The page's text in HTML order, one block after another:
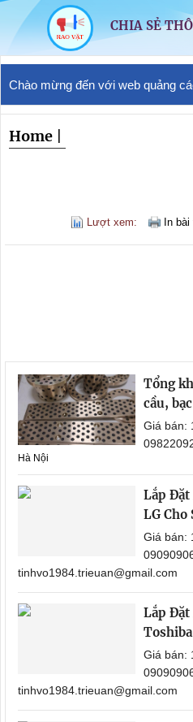
CHIA SẺ
Chào mừng đến với web quảng
Home
Lượt xem: In
Tổng
cầu,
Giá bán:
Hà Nội
Lắp Đặt
LG Cho
Giá bán:
tinhvo1984.trieuan@gmail.com
Lắp Đặt
Giá bán:
tinhvo1984.trieuan@gmail.com